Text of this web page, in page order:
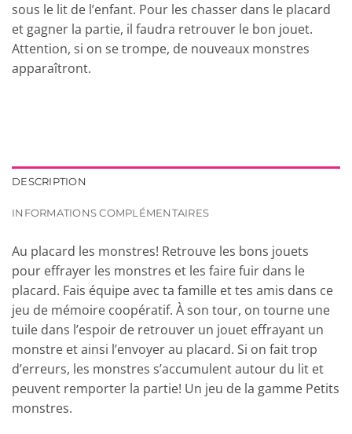
sous le lit de l’enfant. Pour les chasser dans le placard
et gagner la partie, il faudra retrouver le bon jouet.
Attention, si on se trompe, de nouveaux monstres
apparaîtront.
DESCRIPTION
INFORMATIONS COMPLÉMENTAIRES
Au placard les monstres! Retrouve les bons jouets
pour effrayer les monstres et les faire fuir dans le
placard. Fais équipe avec ta famille et tes amis dans ce
jeu de mémoire coopératif. À son tour, on tourne une
tuile dans l’espoir de retrouver un jouet effrayant un
monstre et ainsi l’envoyer au placard. Si on fait trop
d’erreurs, les monstres s’accumulent autour du lit et
peuvent remporter la partie! Un jeu de la gamme Petits
monstres.